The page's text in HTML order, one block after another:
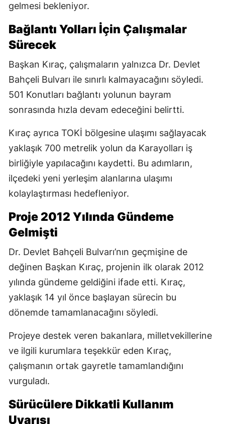
gelmesi bekleniyor.
Bağlantı Yolları İçin Çalışmalar
Sürecek
Başkan Kıraç, çalışmaların yalnızca Dr. Devlet
Bahçeli Bulvarı ile sınırlı kalmayacağını söyledi.
501 Konutları bağlantı yolunun bayram
sonrasında hızla devam edeceğini belirtti.
Kıraç ayrıca TOKİ bölgesine ulaşımı sağlayacak
yaklaşık 700 metrelik yolun da Karayolları iş
birliğiyle yapılacağını kaydetti. Bu adımların,
ilçedeki yeni yerleşim alanlarına ulaşımı
kolaylaştırması hedefleniyor.
Proje 2012 Yılında Gündeme
Gelmişti
Dr. Devlet Bahçeli Bulvarı’nın geçmişine de
değinen Başkan Kıraç, projenin ilk olarak 2012
yılında gündeme geldiğini ifade etti. Kıraç,
yaklaşık 14 yıl önce başlayan sürecin bu
dönemde tamamlanacağını söyledi.
Projeye destek veren bakanlara, milletvekillerine
ve ilgili kurumlara teşekkür eden Kıraç,
çalışmanın ortak gayretle tamamlandığını
vurguladı.
Sürücülere Dikkatli Kullanım
Uyarısı